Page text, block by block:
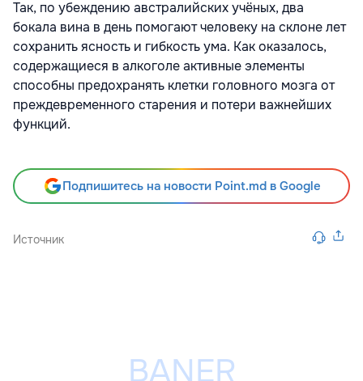
Так, по убеждению австралийских учёных, два
бокала вина в день помогают человеку на склоне лет
сохранить ясность и гибкость ума. Как оказалось,
содержащиеся в алкоголе активные элементы
способны предохранять клетки головного мозга от
преждевременного старения и потери важнейших
функций.
Подпишитесь на новости Point.md в Google
Источник